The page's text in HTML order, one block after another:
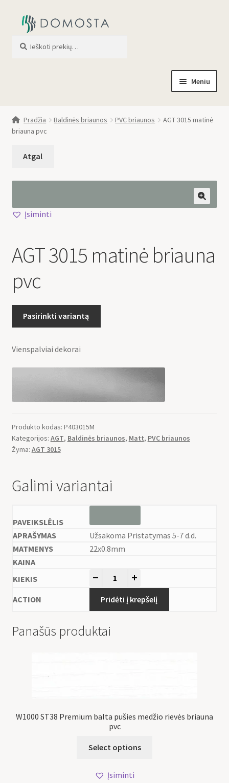
Meniu
Parduotuvė
Apie mus
Pradžia Baldinės briaunos PVC briaunos
AGT 3015 matinė
briauna pvc
🔍
Įsiminti
AGT 3015 matinė briauna
pvc
Pasirinkti variantą
Vienspalviai dekorai
Produkto kodas: P403015M
Kategorijos: AGT, Baldinės briaunos, Matt, PVC briaunos
Žyma: AGT 3015
Galimi variantai
Užsakoma Pristatymas 5-7 d.d.
22x0.8mm
Pridėti į krepšelį
Panašūs produktai
W1000 ST38 Premium balta pušies medžio rievės briauna
pvc
Select options
Įsiminti